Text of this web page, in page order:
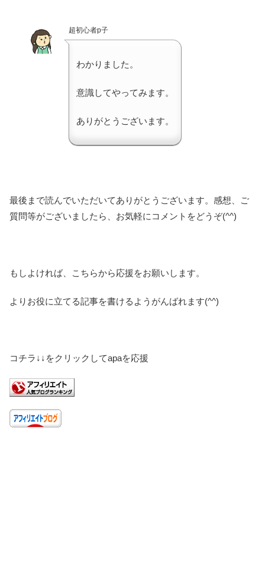
超初心者p子
わかりました。
意識してやってみます。
ありがとうございます。
最後まで読んでいただいてありがとうございます。感想、ご
質問等がございましたら、お気軽にコメントをどうぞ(^^)
もしよければ、こちらから応援をお願いします。
よりお役に立てる記事を書けるようがんばれます(^^)
コチラ↓↓をクリックしてapaを応援